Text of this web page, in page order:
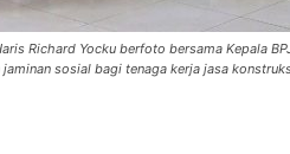
Richard Yocku berfoto bersama Kepala
sosial bagi tenaga kerja jasa